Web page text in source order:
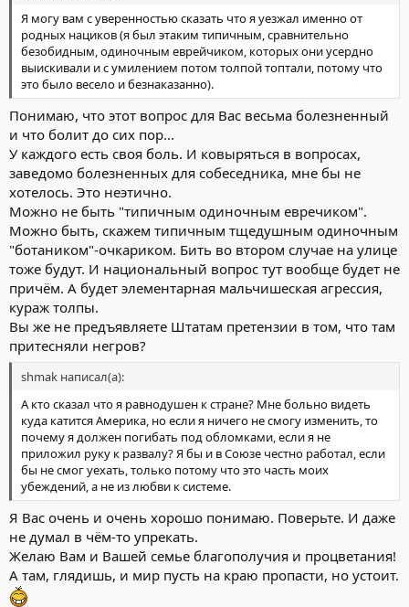
Я могу вам с уверенностью сказать что я уезжал именно от
родных нациков (я был этаким типичным, сравнительно
безобидным, одиночным еврейчиком, которых они усердно
выискивали и с умилением потом толпой топтали, потому что
это было весело и безнаказанно).
Понимаю, что этот вопрос для Вас весьма болезненный
и что болит до сих пор...
У каждого есть своя боль. И ковыряться в вопросах,
заведомо болезненных для собеседника, мне бы не
хотелось. Это неэтично.
Можно не быть "типичным одиночным евречиком".
Можно быть, скажем типичным тщедушным одиночным
"ботаником"-очкариком. Бить во втором случае на улице
тоже будут. И национальный вопрос тут вообще будет не
причём. А будет элементарная мальчишеская агрессия,
кураж толпы.
Вы же не предъявляете Штатам претензии в том, что там
притесняли негров?
shmak написал(а):
А кто сказал что я равнодушен к стране? Мне больно видеть
куда катится Америка, но если я ничего не смогу изменить, то
почему я должен погибать под обломками, если я не
приложил руку к развалу? Я бы и в Союзе честно работал, если
бы не смог уехать, только потому что это часть моих
убеждений, а не из любви к системе.
Я Вас очень и очень хорошо понимаю. Поверьте. И даже
не думал в чём-то упрекать.
Желаю Вам и Вашей семье благополучия и процветания!
А там, глядишь, и мир пусть на краю пропасти, но устоит.